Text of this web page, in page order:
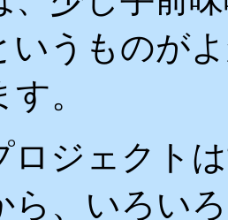
いうものが
。
ジェクト
ら、いろい